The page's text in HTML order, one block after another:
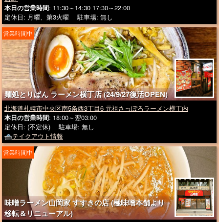
本日の営業時間: 11:30～14:30 17:30～22:00
定休日: 月曜、第3火曜 駐車場: 無し
麺処とりぱん ラーメン横丁店 (24/9/27復活OPEN)
営業時間中
北海道札幌市中央区南5条西3丁目6 元祖さっぽろラーメン横丁内
本日の営業時間: 18:00～翌03:00
定休日: (不定休) 駐車場: 無し
テイクアウト情報
味噌ラーメン山岡家 すすきの店 (極味噌本舗より
移転＆リニューアル)
営業時間中